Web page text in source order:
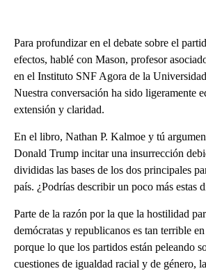
Para profundizar en el debate sobre el
efectos, hablé con Mason, profesor
en el Instituto SNF Agora de la
Nuestra conversación ha sido ligeramente
extensión y claridad.
En el libro, Nathan P. Kalmoe y tú
Donald Trump incitar una insurrección
divididas las bases de los dos principales
país. ¿Podrías describir un poco más estas
Parte de la razón por la que la hostilidad
demócratas y republicanos es tan terrible
porque lo que los partidos están peleando
cuestiones de igualdad racial y de género,